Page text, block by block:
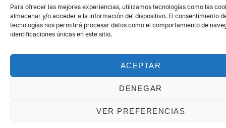
Para ofrecer las mejores experiencias, utilizamos tecnologías como las
almacenar y/o acceder a la información del dispositivo. El consentimiento
tecnologías nos permitirá procesar datos como el comportamiento de
identificaciones únicas en este sitio.
ACEPTAR
DENEGAR
VER PREFERENCIAS